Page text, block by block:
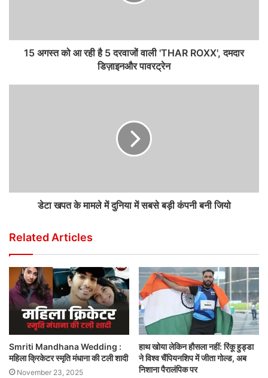
15 अगस्त को आ रही है 5 दरवाजों वाली 'THAR ROXX', दमदार
डिज़ाइनऔर पावरट्रेन
डेटा खपत के मामले में दुनिया में सबसे बड़ी कंपनी बनी जियो
Related Articles
Smriti Mandhana Wedding :
महिला क्रिकेटर स्मृति मंधाना की टली शादी
November 23, 2025
हाथ खोया लेकिन हौसला नहीं: रिंकू हुड्डा
ने विश्व चैंपियनशिप में जीता गोल्ड, अब
निशाना पैरालंपिक पर